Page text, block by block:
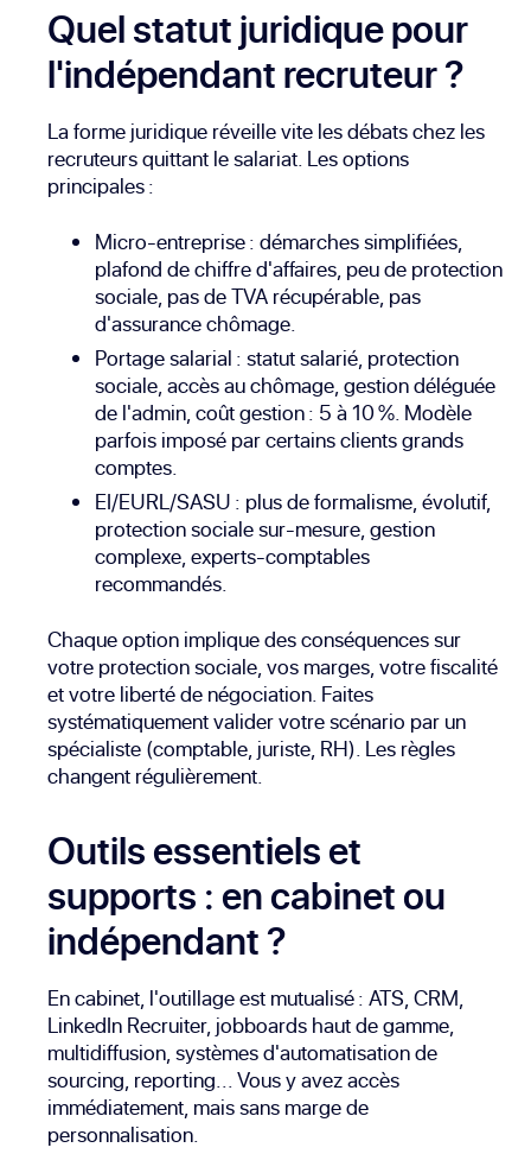
Quel statut juridique pour
l'indépendant recruteur ?
La forme juridique réveille vite les débats chez les
recruteurs quittant le salariat. Les options
principales :
Micro-entreprise : démarches simplifiées,
plafond de chiffre d'affaires, peu de protection
sociale, pas de TVA récupérable, pas
d'assurance chômage.
Portage salarial : statut salarié, protection
sociale, accès au chômage, gestion déléguée
de l'admin, coût gestion : 5 à 10 %. Modèle
parfois imposé par certains clients grands
comptes.
EI/EURL/SASU : plus de formalisme, évolutif,
protection sociale sur-mesure, gestion
complexe, experts-comptables
recommandés.
Chaque option implique des conséquences sur
votre protection sociale, vos marges, votre fiscalité
et votre liberté de négociation. Faites
systématiquement valider votre scénario par un
spécialiste (comptable, juriste, RH). Les règles
changent régulièrement.
Outils essentiels et
supports : en cabinet ou
indépendant ?
En cabinet, l'outillage est mutualisé : ATS, CRM,
LinkedIn Recruiter, jobboards haut de gamme,
multidiffusion, systèmes d'automatisation de
sourcing, reporting... Vous y avez accès
immédiatement, mais sans marge de
personnalisation.